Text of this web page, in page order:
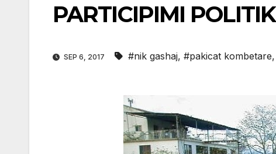
PARTICIPIMI
SEP 6, 2017 #nik gashaj, #pakicat kombetare,